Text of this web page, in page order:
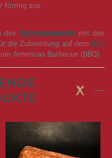
förmig aus.
desSchweinebauchs mit den
die Zubereitung auf dem Grill
American Barbecue (BBQ).